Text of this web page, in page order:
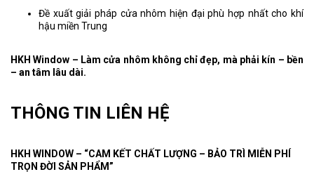
Đề xuất giải pháp cửa nhôm hiện đại phù hợp nhất cho khí
hậu miền Trung
HKH Window – Làm cửa nhôm không chỉ đẹp, mà phải kín – bền
– an tâm lâu dài.
THÔNG TIN LIÊN HỆ
HKH WINDOW – “CAM KẾT CHẤT LƯỢNG – BẢO TRÌ MIỄN PHÍ
TRỌN ĐỜI SẢN PHẨM”